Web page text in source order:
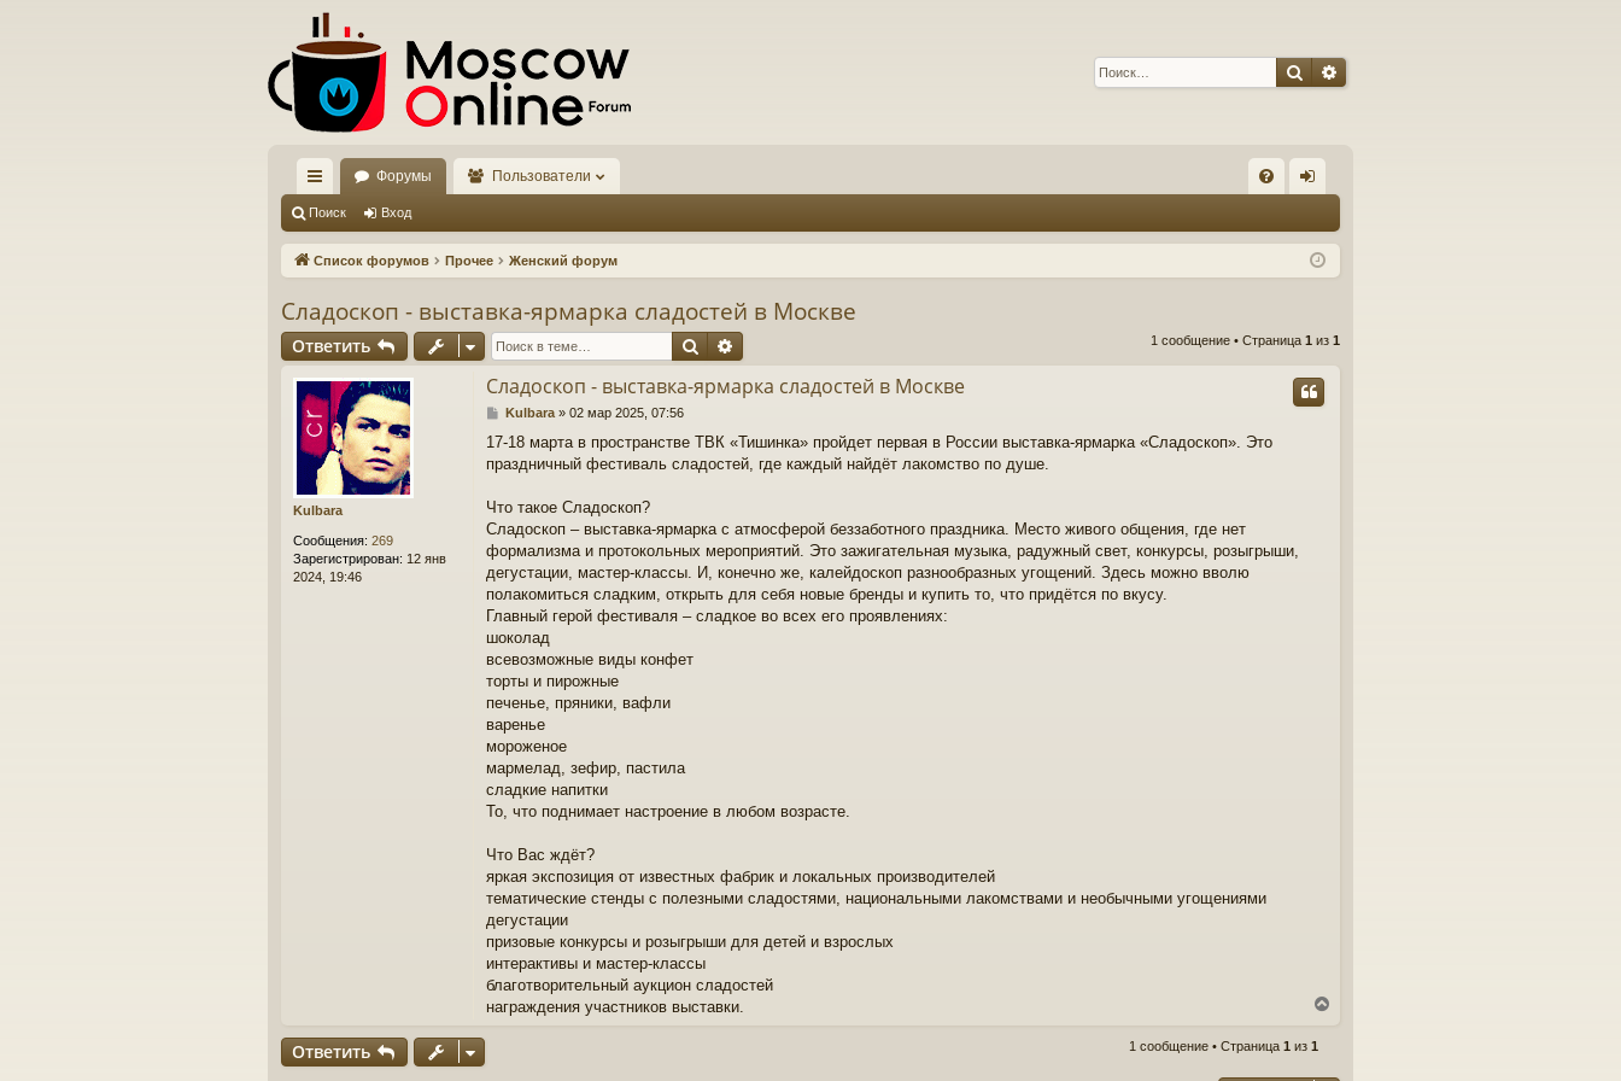
ПоискРасширенный поиск
с
ы
и
Форумы Пользователи
Q д
Поиск Вход
Список форумов Прочее Женский форум
Сладоскоп - выставка-ярмарка сладостей в Москве
Ответить Поиск 1 сообщение • Страница 1 из 1
Kulbara
Сообщения: 269
Зарегистрирован: 12 янв
2024, 19:46
Сладоскоп - выставка-ярмарка сладостей в Москве
С
о
б
е
и
е
Kulbara» 02 мар 2025, 07:56
17-18 марта в пространстве ТВК «Тишинка» пройдет первая в России выставка-ярмарка «Сладоскоп». Это
праздничный фестиваль сладостей, где каждый найдёт лакомство по душе.
Что такое Сладоскоп?
Сладоскоп – выставка-ярмарка с атмосферой беззаботного праздника. Место живого общения, где нет
формализма и протокольных мероприятий. Это зажигательная музыка, радужный свет, конкурсы, розыгрыши,
дегустации, мастер-классы. И, конечно же, калейдоскоп разнообразных угощений. Здесь можно вволю
полакомиться сладким, открыть для себя новые бренды и купить то, что придётся по вкусу.
Главный герой фестиваля – сладкое во всех его проявлениях:
шоколад
всевозможные виды конфет
торты и пирожные
печенье, пряники, вафли
варенье
мороженое
мармелад, зефир, пастила
сладкие напитки
То, что поднимает настроение в любом возрасте.
Что Вас ждёт?
яркая экспозиция от известных фабрик и локальных производителей
тематические стенды с полезными сладостями, национальными лакомствами и необычными угощениями
дегустации
призовые конкурсы и розыгрыши для детей и взрослых
интерактивы и мастер-классы
благотворительный аукцион сладостей
награждения участников выставки.
Ответить 1 сообщение • Страница 1 из 1